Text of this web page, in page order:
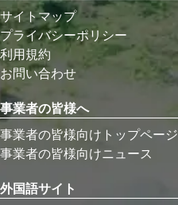
サイトマップ
プライバシーポリシー
利用規約
お問い合わせ
事業者の皆様へ
事業者の皆様向けトップページ
事業者の皆様向けニュース
外国語サイト